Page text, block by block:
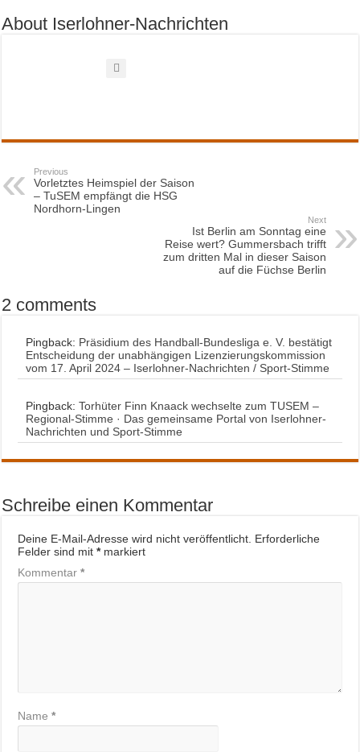
About Iserlohner-Nachrichten
Previous
Vorletztes Heimspiel der Saison
– TuSEM empfängt die HSG
Nordhorn-Lingen
Next
Ist Berlin am Sonntag eine
Reise wert? Gummersbach trifft
zum dritten Mal in dieser Saison
auf die Füchse Berlin
2 comments
Pingback: Präsidium des Handball-Bundesliga e. V. bestätigt
Entscheidung der unabhängigen Lizenzierungskommission
vom 17. April 2024 – Iserlohner-Nachrichten / Sport-Stimme
Pingback:Torhüter Finn Knaack wechselte zum TUSEM –
Regional-Stimme · Das gemeinsame Portal von Iserlohner-
Nachrichten und Sport-Stimme
Schreibe einen Kommentar
Deine E-Mail-Adresse wird nicht veröffentlicht. Erforderliche
Felder sind mit*markiert
Kommentar*
Name*